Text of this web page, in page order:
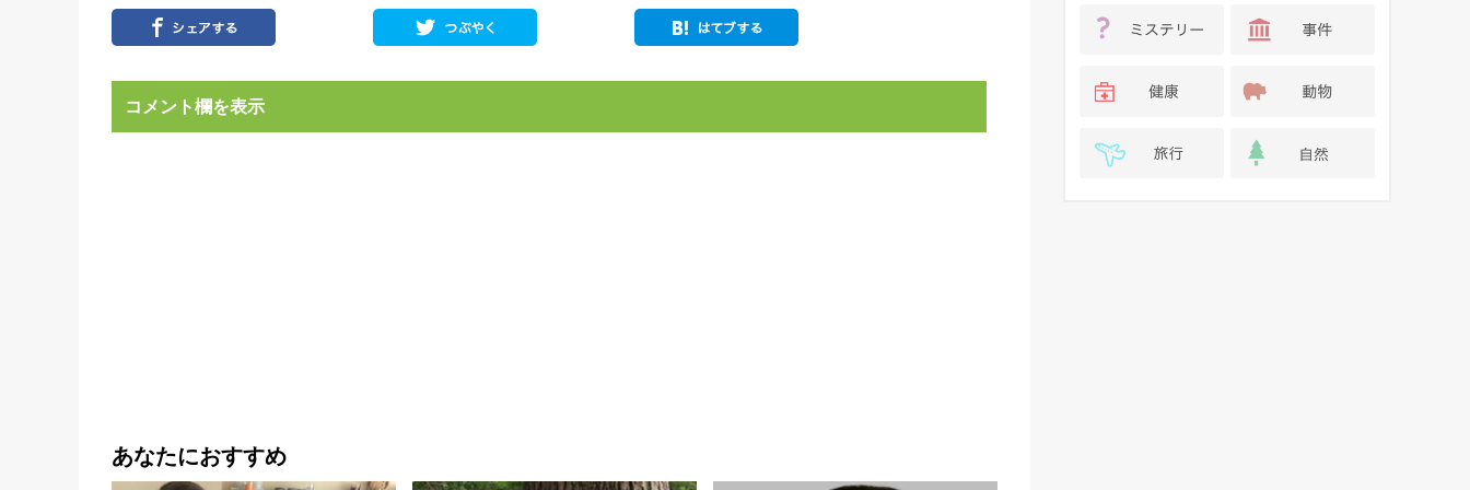
コメント欄を表示
あなたにおすすめ